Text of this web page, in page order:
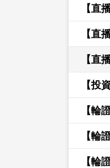
【直
【直
【直
【投
【輪
【輪
【輪